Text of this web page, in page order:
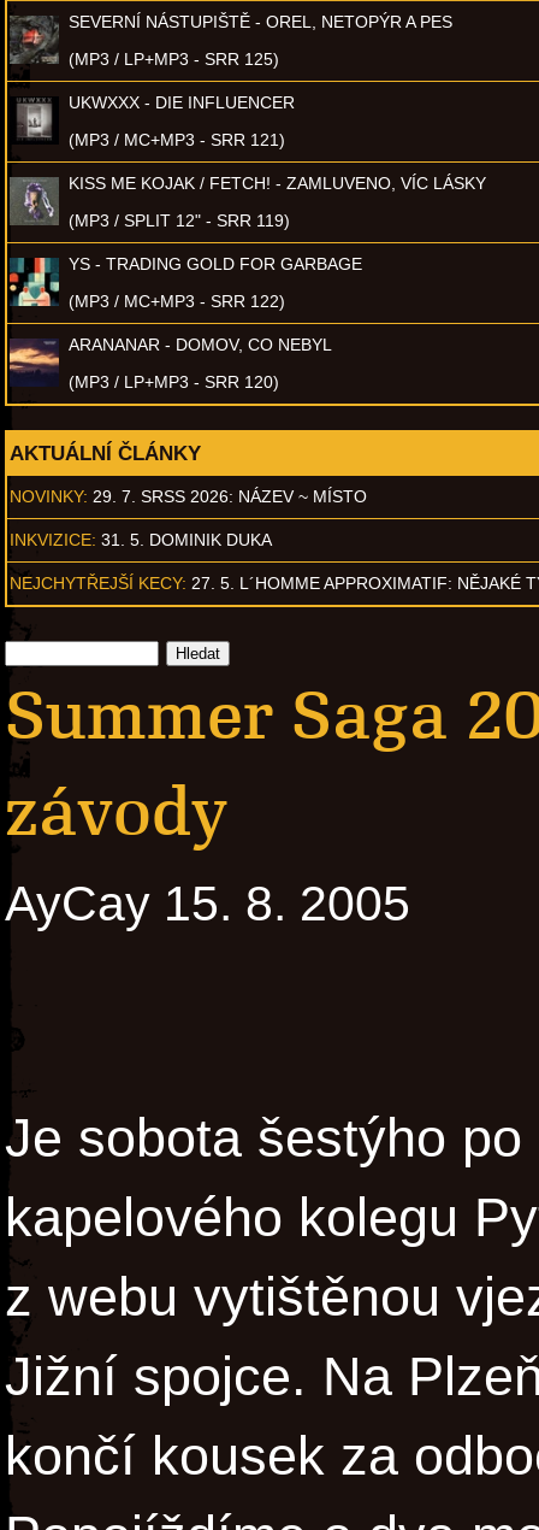
SEVERNÍ NÁSTUPIŠTĚ - OREL, NETOPÝR A PES
(MP3 / LP+MP3 - SRR 125)
UKWXXX - DIE INFLUENCER
(MP3 / MC+MP3 - SRR 121)
KISS ME KOJAK / FETCH! - ZAMLUVENO, VÍC LÁSKY
(MP3 / SPLIT 12" - SRR 119)
YS - TRADING GOLD FOR GARBAGE
(MP3 / MC+MP3 - SRR 122)
ARANANAR - DOMOV, CO NEBYL
(MP3 / LP+MP3 - SRR 120)
AKTUÁLNÍ ČLÁNKY
NOVINKY: 29. 7. SRSS 2026: NÁZEV ~ MÍSTO
INKVIZICE: 31. 5. DOMINIK DUKA
NEJCHYTŘEJŠÍ KECY: 27. 5. L´HOMME APPROXIMATIF: NĚJAKÉ
Summer Saga
závody
AyCay 15. 8. 2005
Je sobota šestýho
kapelového kolegu
z webu vytištěnou
Jižní spojce. Na
končí kousek za